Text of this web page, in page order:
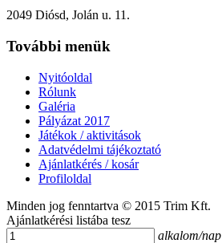
2049 Diósd, Jolán u. 11.
További menük
Nyitóoldal
Rólunk
Galéria
Pályázat 2017
Játékok / aktivitások
Adatvédelmi tájékoztató
Ajánlatkérés / kosár
Profiloldal
Minden jog fenntartva © 2015 Trim Kft.
Ajánlatkérési listába tesz
alkalom/nap